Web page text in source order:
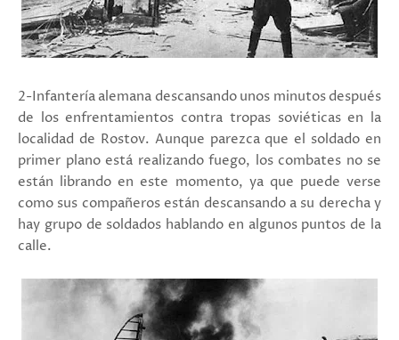
2-Infantería alemana descansando unos minutos después
de los enfrentamientos contra tropas soviéticas en la
localidad de Rostov. Aunque parezca que el soldado en
primer plano está realizando fuego, los combates no se
están librando en este momento, ya que puede verse
como sus compañeros están descansando a su derecha y
hay grupo de soldados hablando en algunos puntos de la
calle.